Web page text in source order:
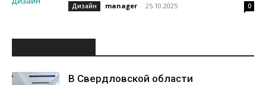
Дизайн manager - 25.10.2025 0
В Свердловской области